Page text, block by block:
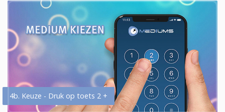
4b. Keuze - Druk op toets 2 +